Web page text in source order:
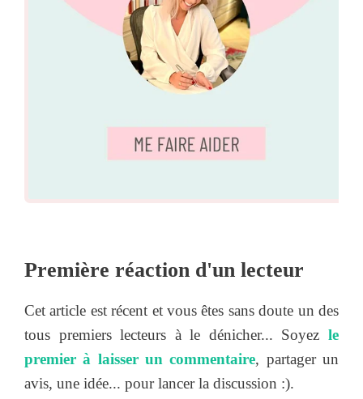
Première réaction d'un lecteur
Cet article est récent et vous êtes sans doute un des
tous premiers lecteurs à le dénicher... Soyez le
premier à laisser un commentaire, partager un
avis, une idée... pour lancer la discussion :).